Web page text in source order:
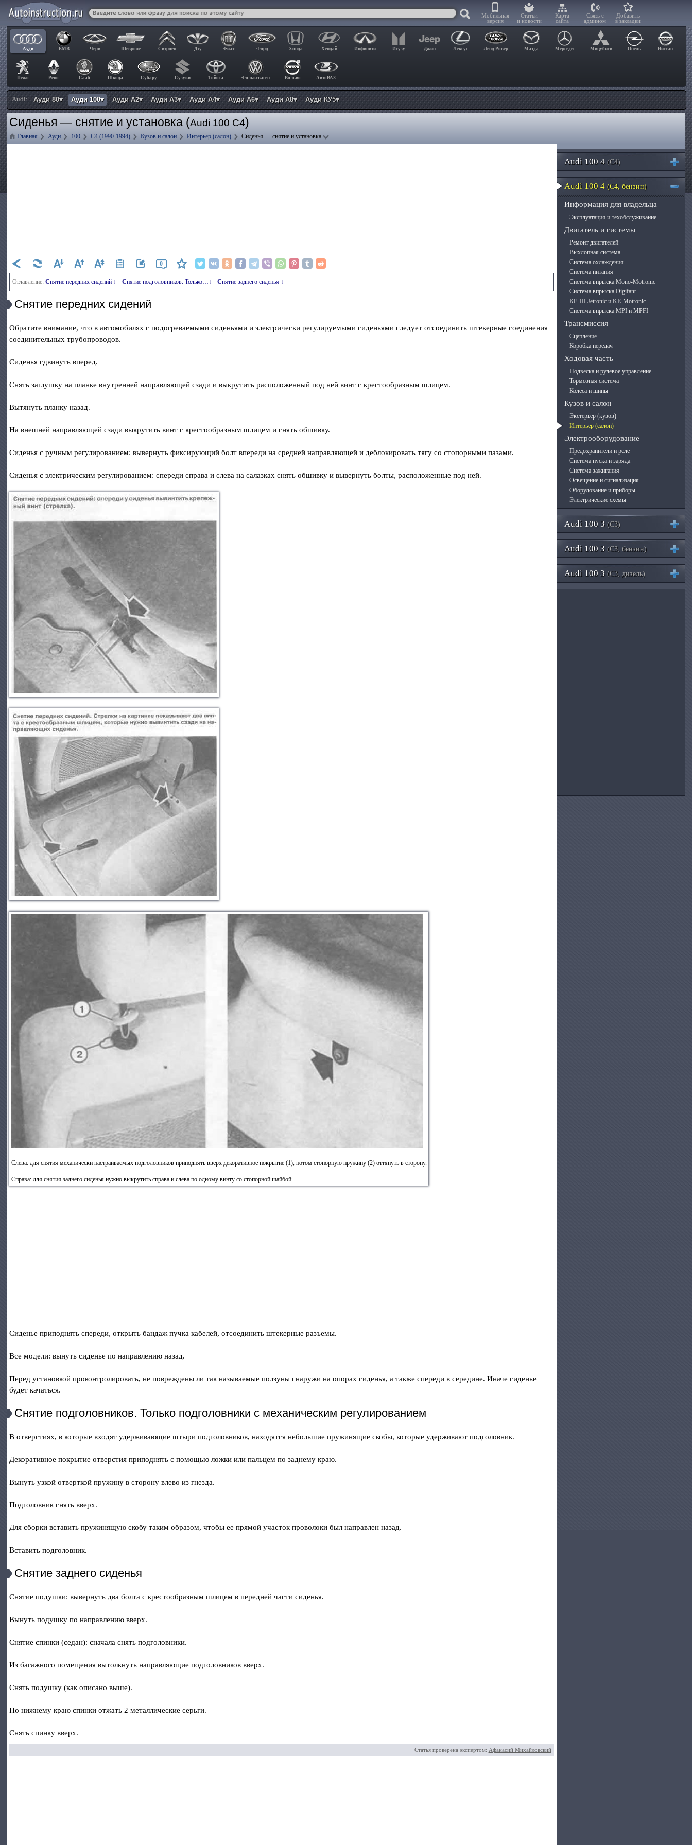
Мобильная
версия
Статьи
и новости
Карта
сайта
Связь с
админом
Добавить
в закладки
Ауди БМВ Чери Шевроле Ситроен Дэу Фиат Форд Хонда Хендай Инфинити Исузу Джип Лексус Ленд Ровер Мазда Мерседес Мицубиси Опель Ниссан
Пежо Рено Сааб Шкода Субару Сузуки Тойота Фольксваген Вольво АвтоВАЗ
Audi: Ауди 80▾ Ауди 100▾ Ауди А2▾ Ауди А3▾ Ауди А4▾ Ауди А6▾ Ауди А8▾ Ауди КУ5▾
Сиденья — снятие и установка (Audi 100 C4)
Главная Ауди 100 C4 (1990-1994) Кузов и салон Интерьер (салон) Сиденья — снятие и установка
0
Оглавление: Снятие передних сидений ↓ Снятие подголовников. Только…↓ Снятие заднего сиденья ↓
Снятие передних сидений
Обратите внимание, что в автомобилях с подогреваемыми сиденьями и электрически регулируемыми сиденьями следует отсоединить штекерные соединения
соединительных трубопроводов.
Сиденья сдвинуть вперед.
Снять заглушку на планке внутренней направляющей сзади и выкрутить расположенный под ней винт с крестообразным шлицем.
Вытянуть планку назад.
На внешней направляющей сзади выкрутить винт с крестообразным шлицем и снять обшивку.
Сиденья с ручным регулированием: вывернуть фиксирующий болт впереди на средней направляющей и деблокировать тягу со стопорными пазами.
Сиденья с электрическим регулированием: спереди справа и слева на салазках снять обшивку и вывернуть болты, расположенные под ней.
Слева: для снятия механически настраиваемых подголовников приподнять вверх декоративное покрытие (1), потом стопорную пружину (2) оттянуть в сторону.
Справа: для снятия заднего сиденья нужно выкрутить справа и слева по одному винту со стопорной шайбой.
Сиденье приподнять спереди, открыть бандаж пучка кабелей, отсоединить штекерные разъемы.
Все модели: вынуть сиденье по направлению назад.
Перед установкой проконтролировать, не повреждены ли так называемые ползуны снаружи на опорах сиденья, а также спереди в середине. Иначе сиденье
будет качаться.
Снятие подголовников. Только подголовники с механическим регулированием
В отверстиях, в которые входят удерживающие штыри подголовников, находятся небольшие пружинящие скобы, которые удерживают подголовник.
Декоративное покрытие отверстия приподнять с помощью ложки или пальцем по заднему краю.
Вынуть узкой отверткой пружину в сторону влево из гнезда.
Подголовник снять вверх.
Для сборки вставить пружинящую скобу таким образом, чтобы ее прямой участок проволоки был направлен назад.
Вставить подголовник.
Снятие заднего сиденья
Снятие подушки: вывернуть два болта с крестообразным шлицем в передней части сиденья.
Вынуть подушку по направлению вверх.
Снятие спинки (седан): сначала снять подголовники.
Из багажного помещения вытолкнуть направляющие подголовников вверх.
Снять подушку (как описано выше).
По нижнему краю спинки отжать 2 металлические серьги.
Снять спинку вверх.
Статья проверена экспертом: Афанасий Михайловский
Audi 100 4 (C4)
Audi 100 4 (C4, бензин)
Информация для владельца
Эксплуатация и техобслуживание
Двигатель и системы
Ремонт двигателей
Выхлопная система
Система охлаждения
Система питания
Система впрыска Mono-Motronic
Система впрыска Digifant
КЕ-III-Jetronic и KE-Motronic
Система впрыска MPI и MPFI
Трансмиссия
Сцепление
Коробка передач
Ходовая часть
Подвеска и рулевое управление
Тормозная система
Колеса и шины
Кузов и салон
Экстерьер (кузов)
Интерьер (салон)
Электрооборудование
Предохранители и реле
Система пуска и заряда
Система зажигания
Освещение и сигнализация
Оборудование и приборы
Электрические схемы
Audi 100 3 (C3)
Audi 100 3 (C3, бензин)
Audi 100 3 (C3, дизель)